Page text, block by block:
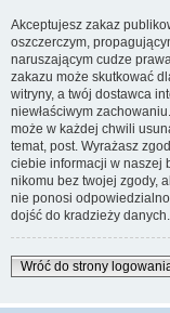
Akceptujesz zakaz
oszczerczym,
naruszającym cudze
zakazu może skutkować
witryny, a twój dostawca
niewłaściwym
może w każdej chwili
temat, post. Wyrażasz
ciebie informacji w naszej
nikomu bez twojej zgody,
nie ponosi
dojść do kradzieży danych.
Wróć do strony